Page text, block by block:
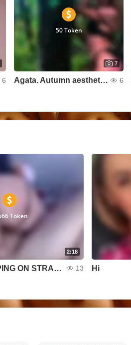
6
50 Token
7
Agata. Autumn aesthetics 6
2:18
Token
ASS FUCK JUMPING ON STRAPON 13 Hi